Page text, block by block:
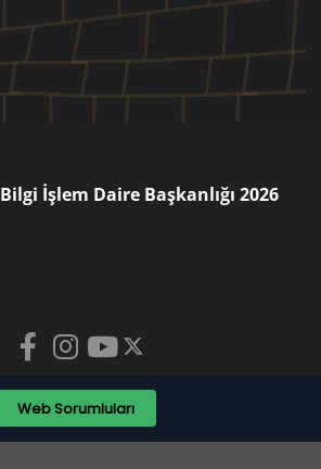
İşlem Daire Başkanlığı 2026
Web Sorumluları